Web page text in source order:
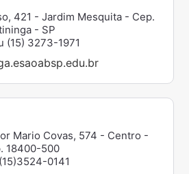
421 - Jardim Mesquita - Cep.
- SP
(15) 3273-1971
Mario Covas, 574 - Centro -
18400-500
0141